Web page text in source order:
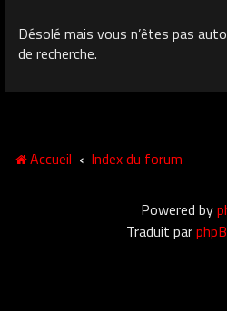
Désolé mais vous n’êtes pas
de recherche.
Accueil Index du forum
Powered by
Traduit par